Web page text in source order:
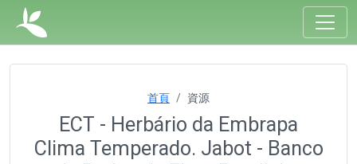
首頁 資源
ECT - Herbário da Embrapa
Clima Temperado. Jabot - Banco